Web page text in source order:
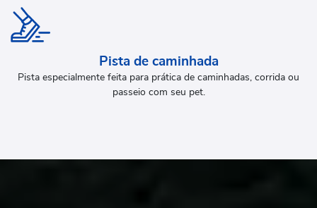
Pista de caminhada
Pista especialmente feita para prática de caminhadas, corrida ou
passeio com seu pet.